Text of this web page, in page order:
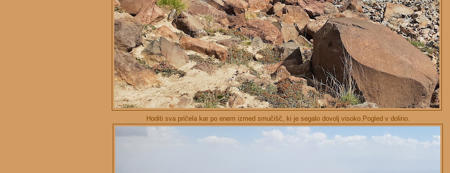
Hoditi sva pričela kar po enem izmed smučišč, ki je segalo dovolj visoko.Pogled v dolino.